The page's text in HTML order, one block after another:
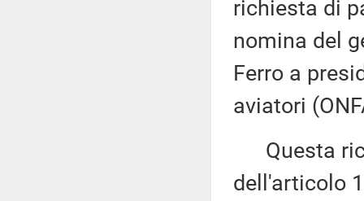
richiesta di
nomina del
Ferro a
aviatori
Questa
dell'articolo